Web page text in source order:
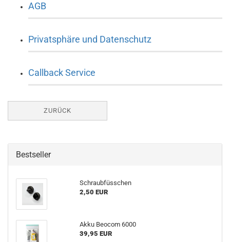
AGB
Privatsphäre und Datenschutz
Callback Service
ZURÜCK
Bestseller
Schraubfüsschen
2,50 EUR
Akku Beocom 6000
39,95 EUR